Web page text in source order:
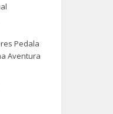
Pedala
Aventura